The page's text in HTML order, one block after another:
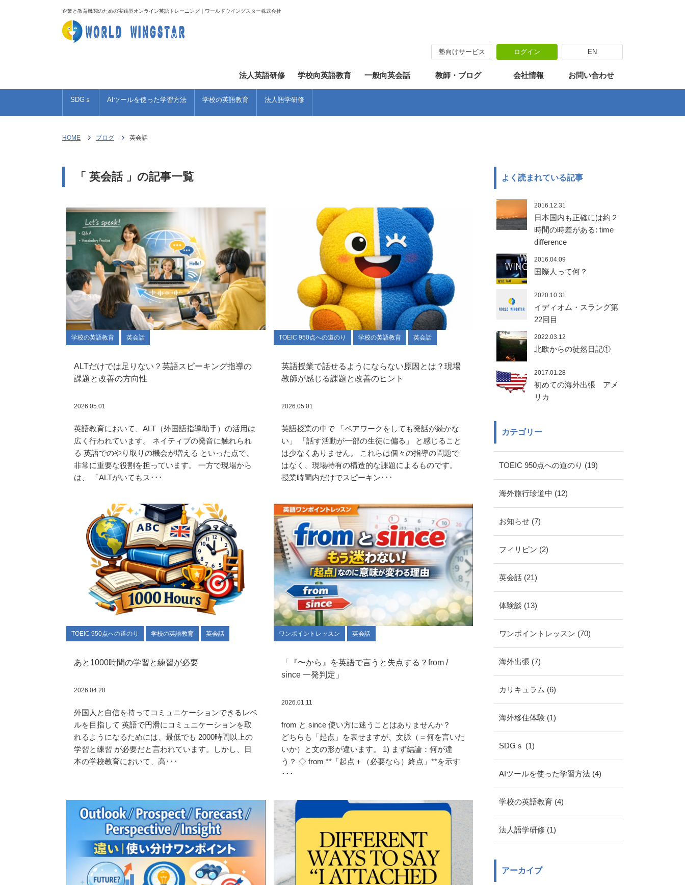
企業と教育機関のための実践型オンライン英語トレーニング｜ワールドウイングスター株式会社
塾向けサービス ログイン EN
法人英語研修 学校向英語教育 一般向英会話 教師・ブログ 会社情報 お問い合わせ
SDGｓ AIツールを使った学習方法 学校の英語教育 法人語学研修
HOME ブログ 英会話
「 英会話 」の記事一覧
学校の英語教育 英会話
ALTだけでは足りない？英語スピーキング指導の
課題と改善の方向性
2026.05.01
英語教育において、ALT（外国語指導助手）の活用は
広く行われています。 ネイティブの発音に触れられ
る 英語でのやり取りの機会が増える といった点で、
非常に重要な役割を担っています。 一方で現場から
は、 「ALTがいてもス･･･
TOEIC 950点への道のり 学校の英語教育 英会話
英語授業で話せるようにならない原因とは？現場
教師が感じる課題と改善のヒント
2026.05.01
英語授業の中で 「ペアワークをしても発話が続かな
い」 「話す活動が一部の生徒に偏る」 と感じること
は少なくありません。 これらは個々の指導の問題で
はなく、現場特有の構造的な課題によるものです。
授業時間内だけでスピーキン･･･
TOEIC 950点への道のり 学校の英語教育 英会話
あと1000時間の学習と練習が必要
2026.04.28
外国人と自信を持ってコミュニケーションできるレベ
ルを目指して 英語で円滑にコミュニケーションを取
れるようになるためには、最低でも 2000時間以上の
学習と練習 が必要だと言われています。しかし、日
本の学校教育において、高･･･
ワンポイントレッスン 英会話
「『〜から』を英語で言うと失点する？from /
since 一発判定」
2026.01.11
from と since 使い方に迷うことはありませんか？
どちらも「起点」を表せますが、文脈（＝何を言いた
いか）と文の形が違います。 1) まず結論：何が違
う？ ◇ from **「起点＋（必要なら）終点」**を示す
･･･
よく読まれている記事
2016.12.31
日本国内も正確には約２
時間の時差がある: time
difference
2016.04.09
国際人って何？
2020.10.31
イディオム・スラング第
22回目
2022.03.12
北欧からの徒然日記①
2017.01.28
初めての海外出張 アメ
リカ
カテゴリー
TOEIC 950点への道のり (19)
海外旅行珍道中 (12)
お知らせ (7)
フィリピン (2)
英会話 (21)
体験談 (13)
ワンポイントレッスン (70)
海外出張 (7)
カリキュラム (6)
海外移住体験 (1)
SDGｓ (1)
AIツールを使った学習方法 (4)
学校の英語教育 (4)
法人語学研修 (1)
アーカイブ